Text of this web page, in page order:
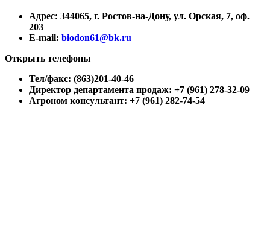
Адрес: 344065, г. Ростов-на-Дону, ул. Орская, 7, оф.
203
E-mail: biodon61@bk.ru
Открыть телефоны
Тел/факс: (863)201-40-46
Директор департамента продаж: +7 (961) 278-32-09
Агроном консультант: +7 (961) 282-74-54